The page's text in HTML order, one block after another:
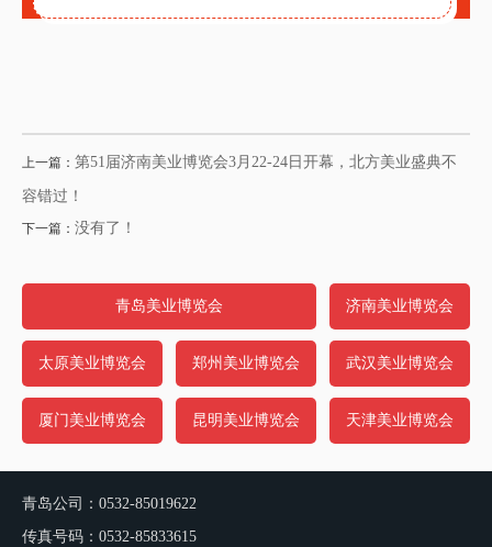
上一篇： 第51届济南美业博览会3月22-24日开幕，北方美业盛典不
容错过！
下一篇： 没有了！
青岛美业博览会 济南美业博览会
太原美业博览会 郑州美业博览会 武汉美业博览会
厦门美业博览会 昆明美业博览会 天津美业博览会
青岛公司：0532-85019622
传真号码：0532-85833615